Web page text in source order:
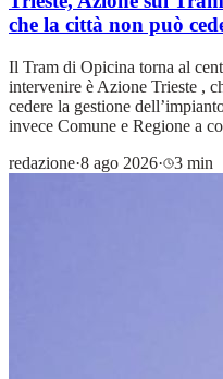
che la città non può
Il Tram di Opicina torna al
intervenire è Azione Trieste ,
cedere la gestione
invece Comune e Regione a
redazione·8 ago 2026· 3 min